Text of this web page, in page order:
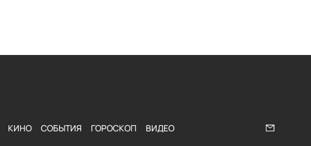
КИНО СОБЫТИЯ ГОРОСКОП ВИДЕО